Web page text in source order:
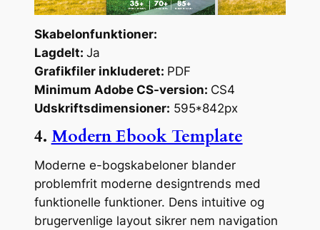
Skabelonfunktioner:
Lagdelt: Ja
Grafikfiler inkluderet: PDF
Minimum Adobe CS-version: CS4
Udskriftsdimensioner: 595*842px
4. Modern Ebook Template
Moderne e-bogskabeloner blander
problemfrit moderne designtrends med
funktionelle funktioner. Dens intuitive og
brugervenlige layout sikrer nem navigation